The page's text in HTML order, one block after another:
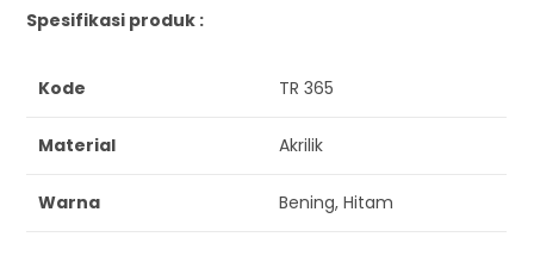
Spesifikasi produk :
Kode TR 365
Material Akrilik
Warna Bening, Hitam